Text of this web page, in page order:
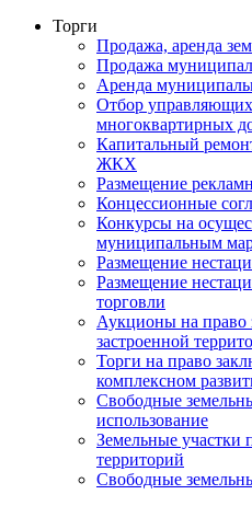
Торги
Продажа, аренда
Продажа
Аренда
Отбор
многоквартирных
Капитальный
ЖКХ
Размещение
Концессионные
Конкурсы на
муниципальным
Размещение
Размещение
торговли
Аукционы на право
застроенной
Торги на право
комплексном
Свободные
использование
Земельные участки
территорий
Свободные